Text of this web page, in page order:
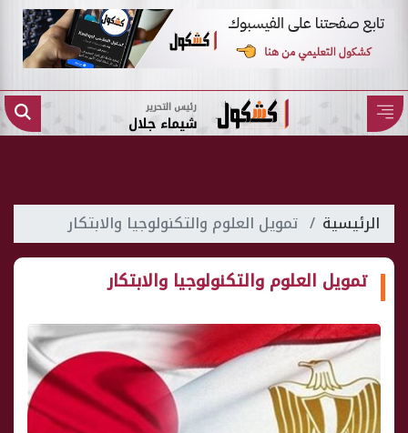
رئيس التحرير
شيماء جلال
الرئيسية تمويل العلوم والتكنولوجيا والابتكار
تمويل العلوم والتكنولوجيا والابتكار